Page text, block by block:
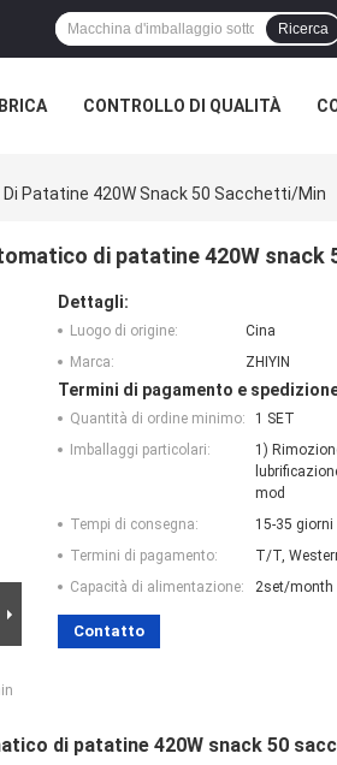
Ricerca
CONTROLLO DI QUALITÀ
Patatine 420W Snack 50 Sacchetti/min
di patatine 420W snack
Dettagli:
Luogo di origine:
Cina
Marca:
ZHIYIN
Termini di pagamento e
Quantità di ordine minimo:
1 SET
Imballaggi particolari:
1)
mod
Tempi di consegna:
15-35 giorni
Termini di pagamento:
T/T,
Capacità di alimentazione:
2set/month
Contatto
di patatine 420W snack 50